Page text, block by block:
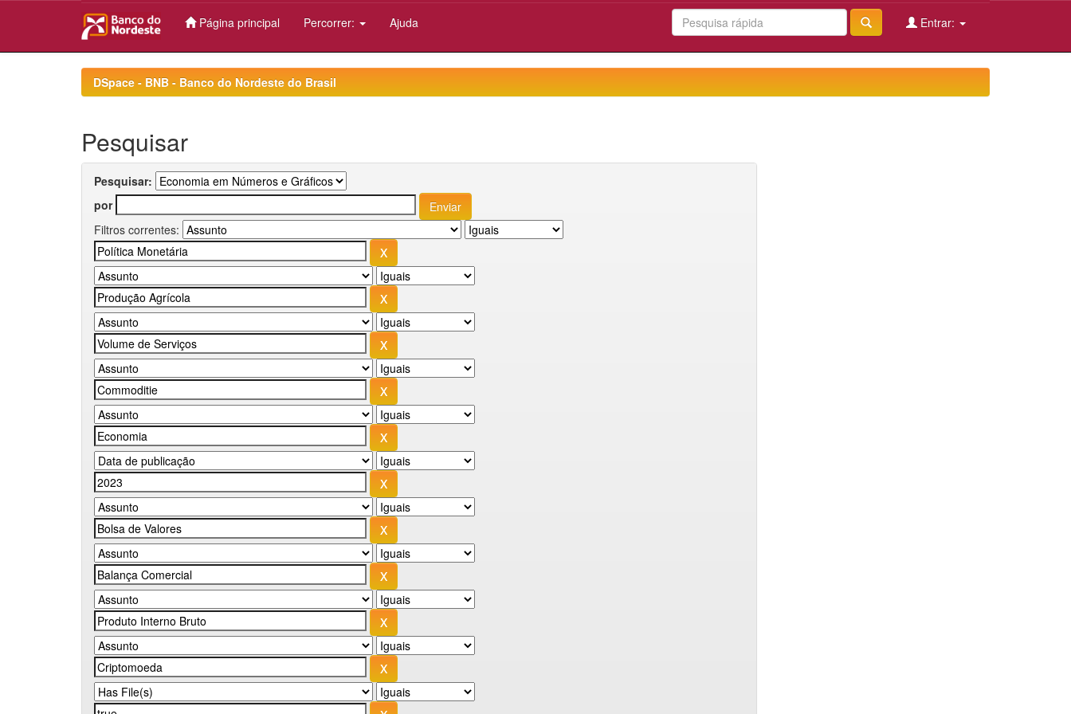
Página principal Percorrer: Ajuda Entrar:
DSpace - BNB - Banco do Nordeste do Brasil
Pesquisar
Pesquisar:
por
Filtros correntes: